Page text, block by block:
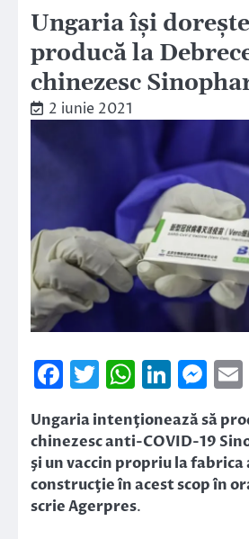
Ungaria își
producă la
chinezesc
2 iunie 2021
Facebook
Twitter
Ungaria intenţionează să
chinezesc anti-COVID-19
şi un vaccin propriu la
construcţie în acest scop în
scrie Agerpres.